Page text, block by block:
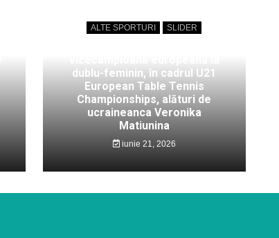
ALTE SPORTURI SLIDER
dublu-feminin, în cadrul U21
European Table Tennis
Championships, alături de
ucraineanca Veronika
Matiunina
iunie 21, 2026